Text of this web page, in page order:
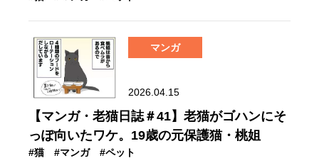
マンガ
2026.04.15
【マンガ・老猫日誌＃41】老猫がゴハンにそ
っぽ向いたワケ。19歳の元保護猫・桃姐
#猫 #マンガ #ペット